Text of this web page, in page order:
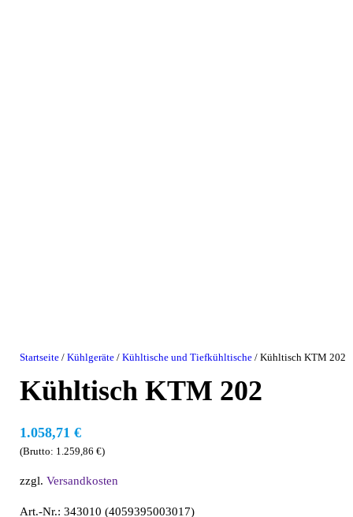
Startseite /Kühlgeräte /Kühltische und Tiefkühltische / Kühltisch KTM 202
Kühltisch KTM 202
1.058,71€
(Brutto: 1.259,86€)
zzgl.Versandkosten
Art.-Nr.: 343010 (4059395003017)